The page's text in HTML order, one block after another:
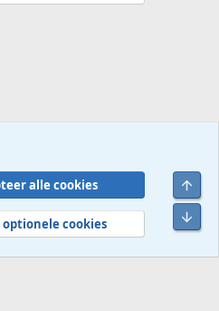
Privacybeleid Help
R
S
alle cookies
cookies